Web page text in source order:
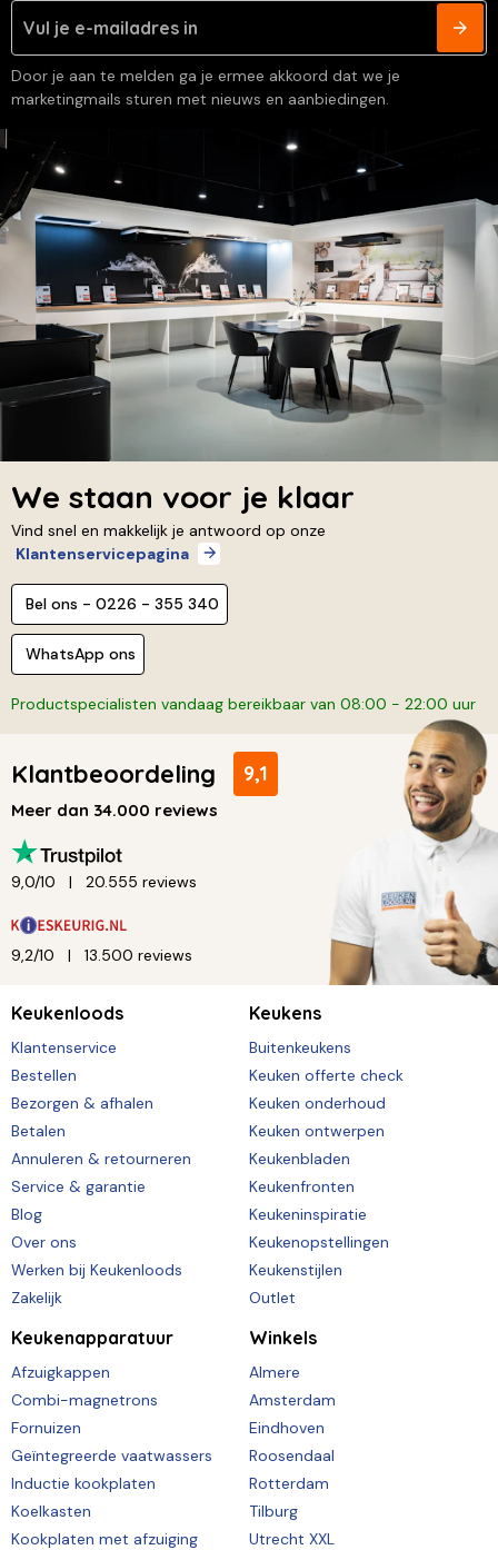
Door je aan te melden ga je ermee akkoord dat we je
marketingmails sturen met nieuws en aanbiedingen.
We staan voor je klaar
Vind snel en makkelijk je antwoord op onze
Klantenservicepagina
Bel ons - 0226 - 355 340
WhatsApp ons
Productspecialisten vandaag bereikbaar van 08:00 - 22:00 uur
Klantbeoordeling 9,1
Meer dan 34.000 reviews
9,0/10 20.555 reviews
9,2/10 13.500 reviews
Keukenloods
Klantenservice
Bestellen
Bezorgen & afhalen
Betalen
Annuleren & retourneren
Service & garantie
Blog
Over ons
Werken bij Keukenloods
Zakelijk
Keukens
Buitenkeukens
Keuken offerte check
Keuken onderhoud
Keuken ontwerpen
Keukenbladen
Keukenfronten
Keukeninspiratie
Keukenopstellingen
Keukenstijlen
Outlet
Keukenapparatuur
Afzuigkappen
Combi-magnetrons
Fornuizen
Geïntegreerde vaatwassers
Inductie kookplaten
Koelkasten
Kookplaten met afzuiging
Winkels
Almere
Amsterdam
Eindhoven
Roosendaal
Rotterdam
Tilburg
Utrecht XXL